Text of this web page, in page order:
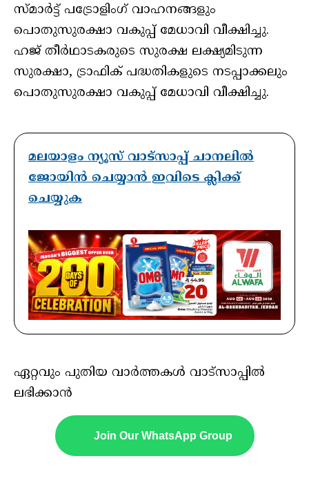
സ്മാര്‍ട്ട് പട്രോളിംഗ് വാഹനങ്ങളും
പൊതുസുരക്ഷാ വകുപ്പ് മേധാവി വീക്ഷിച്ചു.
ഹജ് തീര്‍ഥാടകരുടെ സുരക്ഷ ലക്ഷ്യമിടുന്ന
സുരക്ഷാ, ട്രാഫിക് പദ്ധതികളുടെ നടപ്പാക്കലും
പൊതുസുരക്ഷാ വകുപ്പ് മേധാവി വീക്ഷിച്ചു.
മലയാളം ന്യൂസ് വാട്സാപ്പ് ചാനലിൽ
ജോയിൻ ചെയ്യാൻ ഇവിടെ ക്ലിക്ക്
ചെയ്യുക
ഏറ്റവും പുതിയ വാർത്തകൾ വാട്സാപ്പിൽ
ലഭിക്കാൻ
Join Our WhatsApp Group